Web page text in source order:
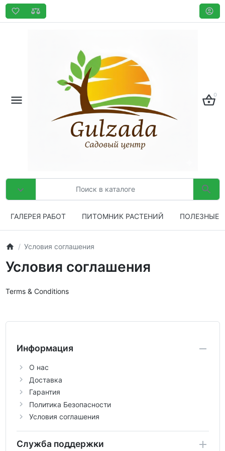
0
ГАЛЕРЕЯ РАБОТ ПИТОМНИК РАСТЕНИЙ ПОЛЕЗНЫЕ
Условия соглашения
Условия соглашения
Terms & Conditions
Информация
О нас
Доставка
Гарантия
Политика Безопасности
Условия соглашения
Служба поддержки